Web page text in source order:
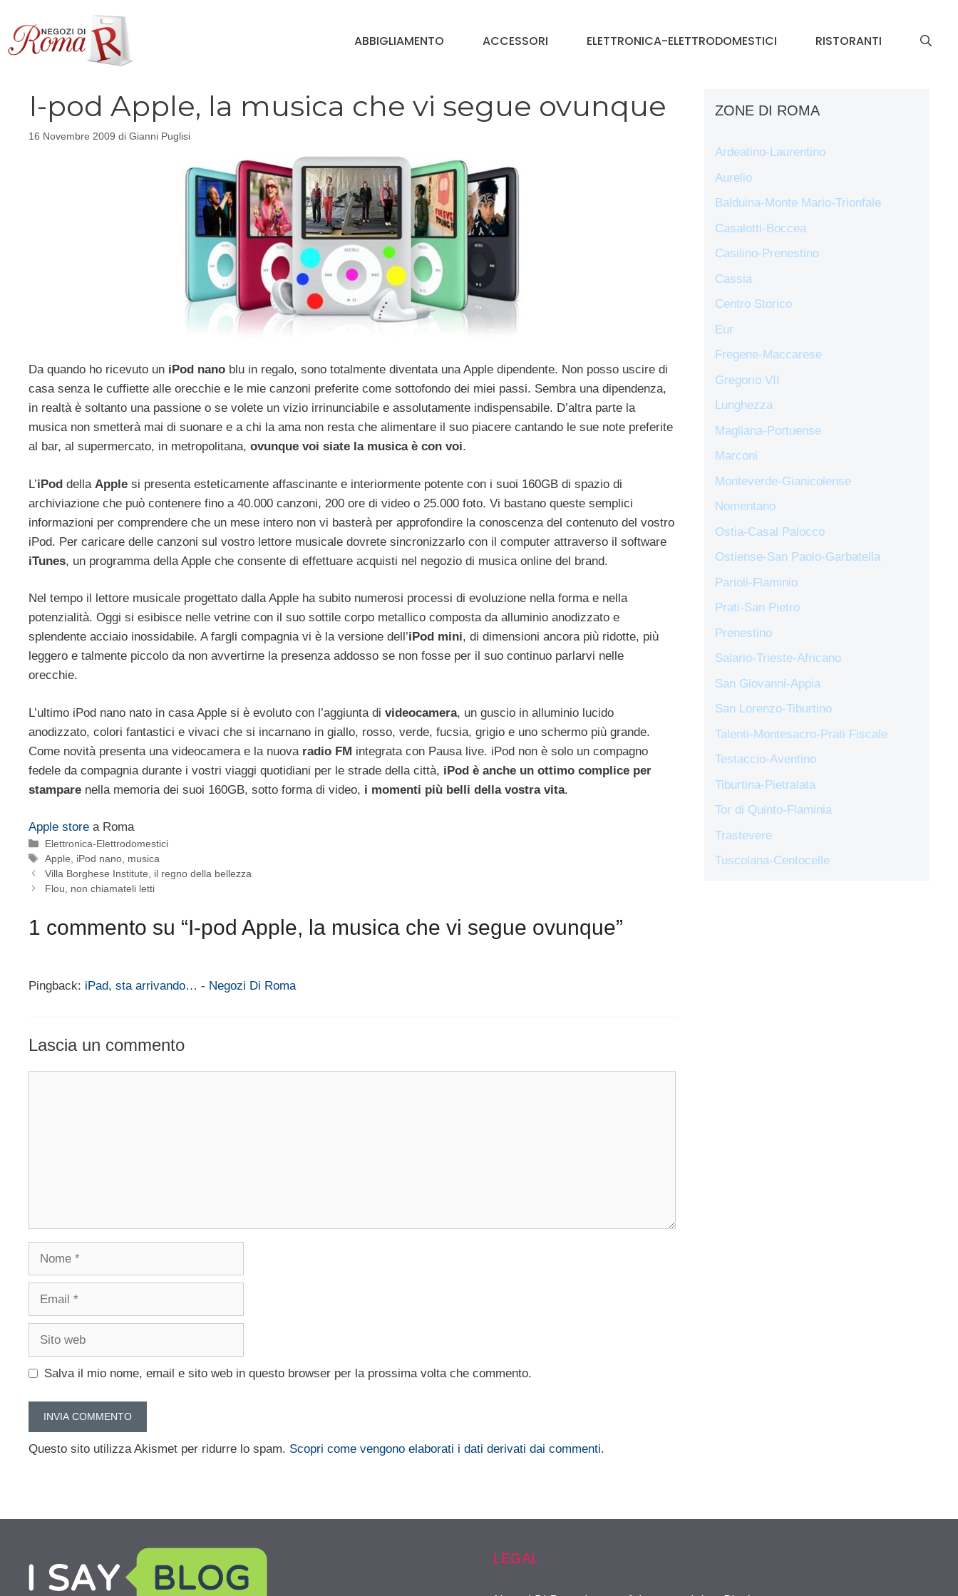
contenuto
ABBIGLIAMENTO ACCESSORI ELETTRONICA-ELETTRODOMESTICI RISTORANTI
I-pod Apple, la musica che vi segue ovunque
16 Novembre 2009 di Gianni Puglisi
Da quando ho ricevuto un iPod nano blu in regalo, sono totalmente diventata una Apple dipendente. Non posso uscire di
casa senza le cuffiette alle orecchie e le mie canzoni preferite come sottofondo dei miei passi. Sembra una dipendenza,
in realtà è soltanto una passione o se volete un vizio irrinunciabile e assolutamente indispensabile. D’altra parte la
musica non smetterà mai di suonare e a chi la ama non resta che alimentare il suo piacere cantando le sue note preferite
al bar, al supermercato, in metropolitana, ovunque voi siate la musica è con voi.
L’iPod della Apple si presenta esteticamente affascinante e interiormente potente con i suoi 160GB di spazio di
archiviazione che può contenere fino a 40.000 canzoni, 200 ore di video o 25.000 foto. Vi bastano queste semplici
informazioni per comprendere che un mese intero non vi basterà per approfondire la conoscenza del contenuto del vostro
iPod. Per caricare delle canzoni sul vostro lettore musicale dovrete sincronizzarlo con il computer attraverso il software
iTunes, un programma della Apple che consente di effettuare acquisti nel negozio di musica online del brand.
Nel tempo il lettore musicale progettato dalla Apple ha subito numerosi processi di evoluzione nella forma e nella
potenzialità. Oggi si esibisce nelle vetrine con il suo sottile corpo metallico composta da alluminio anodizzato e
splendente acciaio inossidabile. A fargli compagnia vi è la versione dell’iPod mini, di dimensioni ancora più ridotte, più
leggero e talmente piccolo da non avvertirne la presenza addosso se non fosse per il suo continuo parlarvi nelle
orecchie.
L’ultimo iPod nano nato in casa Apple si è evoluto con l’aggiunta di videocamera, un guscio in alluminio lucido
anodizzato, colori fantastici e vivaci che si incarnano in giallo, rosso, verde, fucsia, grigio e uno schermo più grande.
Come novità presenta una videocamera e la nuova radio FM integrata con Pausa live. iPod non è solo un compagno
fedele da compagnia durante i vostri viaggi quotidiani per le strade della città, iPod è anche un ottimo complice per
stampare nella memoria dei suoi 160GB, sotto forma di video, i momenti più belli della vostra vita.
Apple store a Roma
Categorie
Elettronica-Elettrodomestici
Tag
Apple iPod nano musica
Villa Borghese Institute, il regno della bellezza
Flou, non chiamateli letti
1 commento su “I-pod Apple, la musica che vi segue ovunque”
Pingback: iPad, sta arrivando… - Negozi Di Roma
Lascia un commento
Nome
Email
Sito
Salva il mio nome, email e sito web in questo browser per la prossima volta che commento.
Questo sito utilizza Akismet per ridurre lo spam. Scopri come vengono elaborati i dati derivati dai commenti.
ZONE DI ROMA
Ardeatino-Laurentino
Aurelio
Balduina-Monte Mario-Trionfale
Casalotti-Boccea
Casilino-Prenestino
Cassia
Centro Storico
Eur
Fregene-Maccarese
Gregorio VII
Lunghezza
Magliana-Portuense
Marconi
Monteverde-Gianicolense
Nomentano
Ostia-Casal Palocco
Ostiense-San Paolo-Garbatella
Parioli-Flaminio
Prati-San Pietro
Prenestino
Salario-Trieste-Africano
San Giovanni-Appia
San Lorenzo-Tiburtino
Talenti-Montesacro-Prati Fiscale
Testaccio-Aventino
Tiburtina-Pietralata
Tor di Quinto-Flaminia
Trastevere
Tuscolana-Centocelle
LEGAL